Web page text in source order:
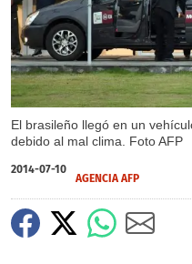
El brasileño llegó en un
debido al mal clima. Foto AFP
2014-07-10
AGENCIA AFP